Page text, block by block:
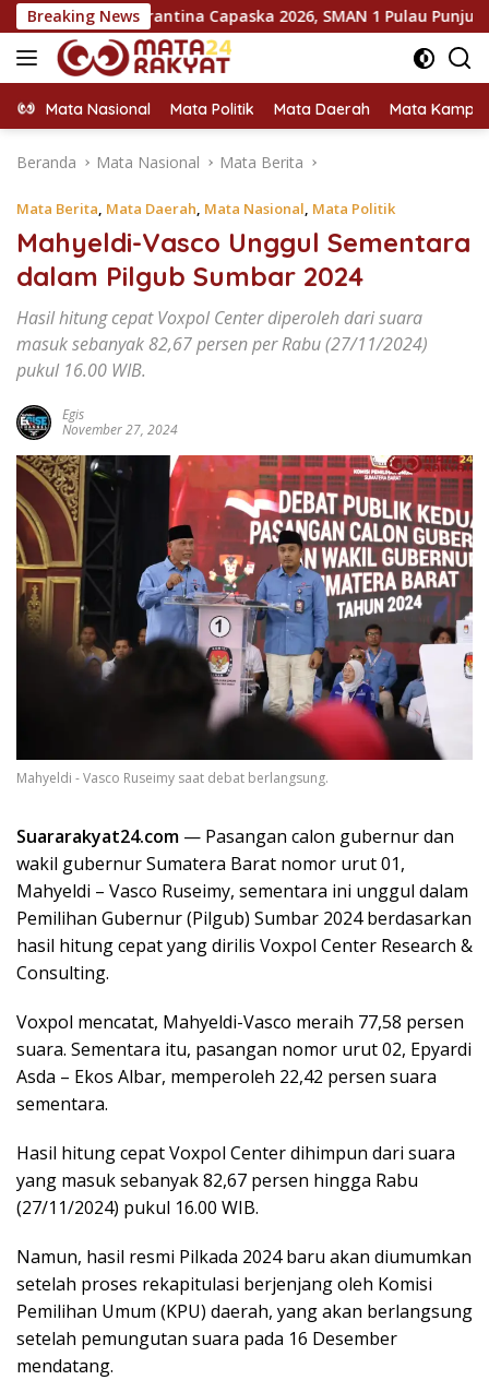
Langsung
ke
konten
Breaking News
Karantina Capaska 2026, SMAN 1 Pulau Punjung
Mata Nasional Mata Politik Mata Daerah Mata
Beranda Mata Nasional Mata Berita
Mata Berita, Mata Daerah, Mata Nasional, Mata Politik
Mahyeldi-Vasco Unggul Sementara
dalam Pilgub Sumbar 2024
Hasil hitung cepat Voxpol Center diperoleh dari suara
masuk sebanyak 82,67 persen per Rabu (27/11/2024)
pukul 16.00 WIB.
Egis
November 27, 2024
Mahyeldi - Vasco Ruseimy saat debat berlangsung.
Suararakyat24.com — Pasangan calon gubernur dan
wakil gubernur Sumatera Barat nomor urut 01,
Mahyeldi – Vasco Ruseimy, sementara ini unggul dalam
Pemilihan Gubernur (Pilgub) Sumbar 2024 berdasarkan
hasil hitung cepat yang dirilis Voxpol Center Research &
Consulting.
Voxpol mencatat, Mahyeldi-Vasco meraih 77,58 persen
suara. Sementara itu, pasangan nomor urut 02, Epyardi
Asda – Ekos Albar, memperoleh 22,42 persen suara
sementara.
Hasil hitung cepat Voxpol Center dihimpun dari suara
yang masuk sebanyak 82,67 persen hingga Rabu
(27/11/2024) pukul 16.00 WIB.
Namun, hasil resmi Pilkada 2024 baru akan diumumkan
setelah proses rekapitulasi berjenjang oleh Komisi
Pemilihan Umum (KPU) daerah, yang akan berlangsung
setelah pemungutan suara pada 16 Desember
mendatang.